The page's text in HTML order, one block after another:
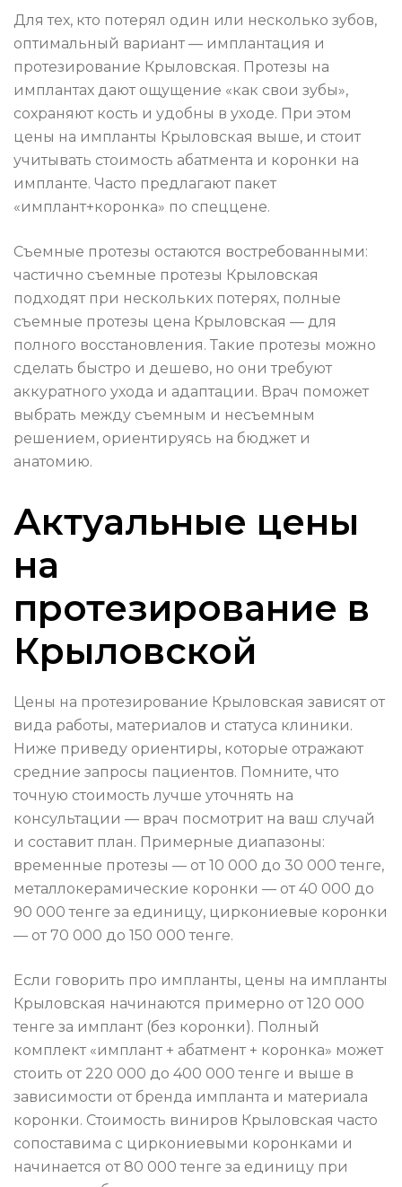
Для тех, кто потерял один или несколько зубов,
оптимальный вариант — имплантация и
протезирование Крыловская. Протезы на
имплантах дают ощущение «как свои зубы»,
сохраняют кость и удобны в уходе. При этом
цены на импланты Крыловская выше, и стоит
учитывать стоимость абатмента и коронки на
импланте. Часто предлагают пакет
«имплант+коронка» по спеццене.
Съемные протезы остаются востребованными:
частично съемные протезы Крыловская
подходят при нескольких потерях, полные
съемные протезы цена Крыловская — для
полного восстановления. Такие протезы можно
сделать быстро и дешево, но они требуют
аккуратного ухода и адаптации. Врач поможет
выбрать между съемным и несъемным
решением, ориентируясь на бюджет и
анатомию.
Актуальные цены
на
протезирование в
Крыловской
Цены на протезирование Крыловская зависят от
вида работы, материалов и статуса клиники.
Ниже приведу ориентиры, которые отражают
средние запросы пациентов. Помните, что
точную стоимость лучше уточнять на
консультации — врач посмотрит на ваш случай
и составит план. Примерные диапазоны:
временные протезы — от 10 000 до 30 000 тенге,
металлокерамические коронки — от 40 000 до
90 000 тенге за единицу, циркониевые коронки
— от 70 000 до 150 000 тенге.
Если говорить про импланты, цены на импланты
Крыловская начинаются примерно от 120 000
тенге за имплант (без коронки). Полный
комплект «имплант + абатмент + коронка» может
стоить от 220 000 до 400 000 тенге и выше в
зависимости от бренда импланта и материала
коронки. Стоимость виниров Крыловская часто
сопоставима с циркониевыми коронками и
начинается от 80 000 тенге за единицу при